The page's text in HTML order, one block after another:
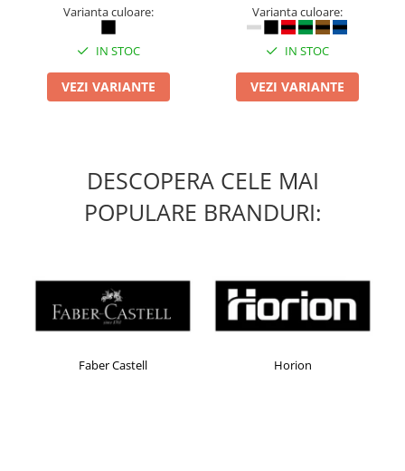
Reflectorizante
Incaltaminte de oras si munte
Casti de protectie
Sepci, caciuli si esarfe
Pachete promotionale
Sosete de lucru
Varianta culoare:
IN STOC
VEZI VARIANTE
Varianta culoare:
IN STOC
VEZI VARIANTE
DESCOPERA CELE MAI
POPULARE BRANDURI:
Faber Castell Horion